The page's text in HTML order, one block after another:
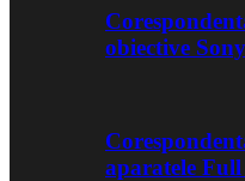
obiective
aparatele